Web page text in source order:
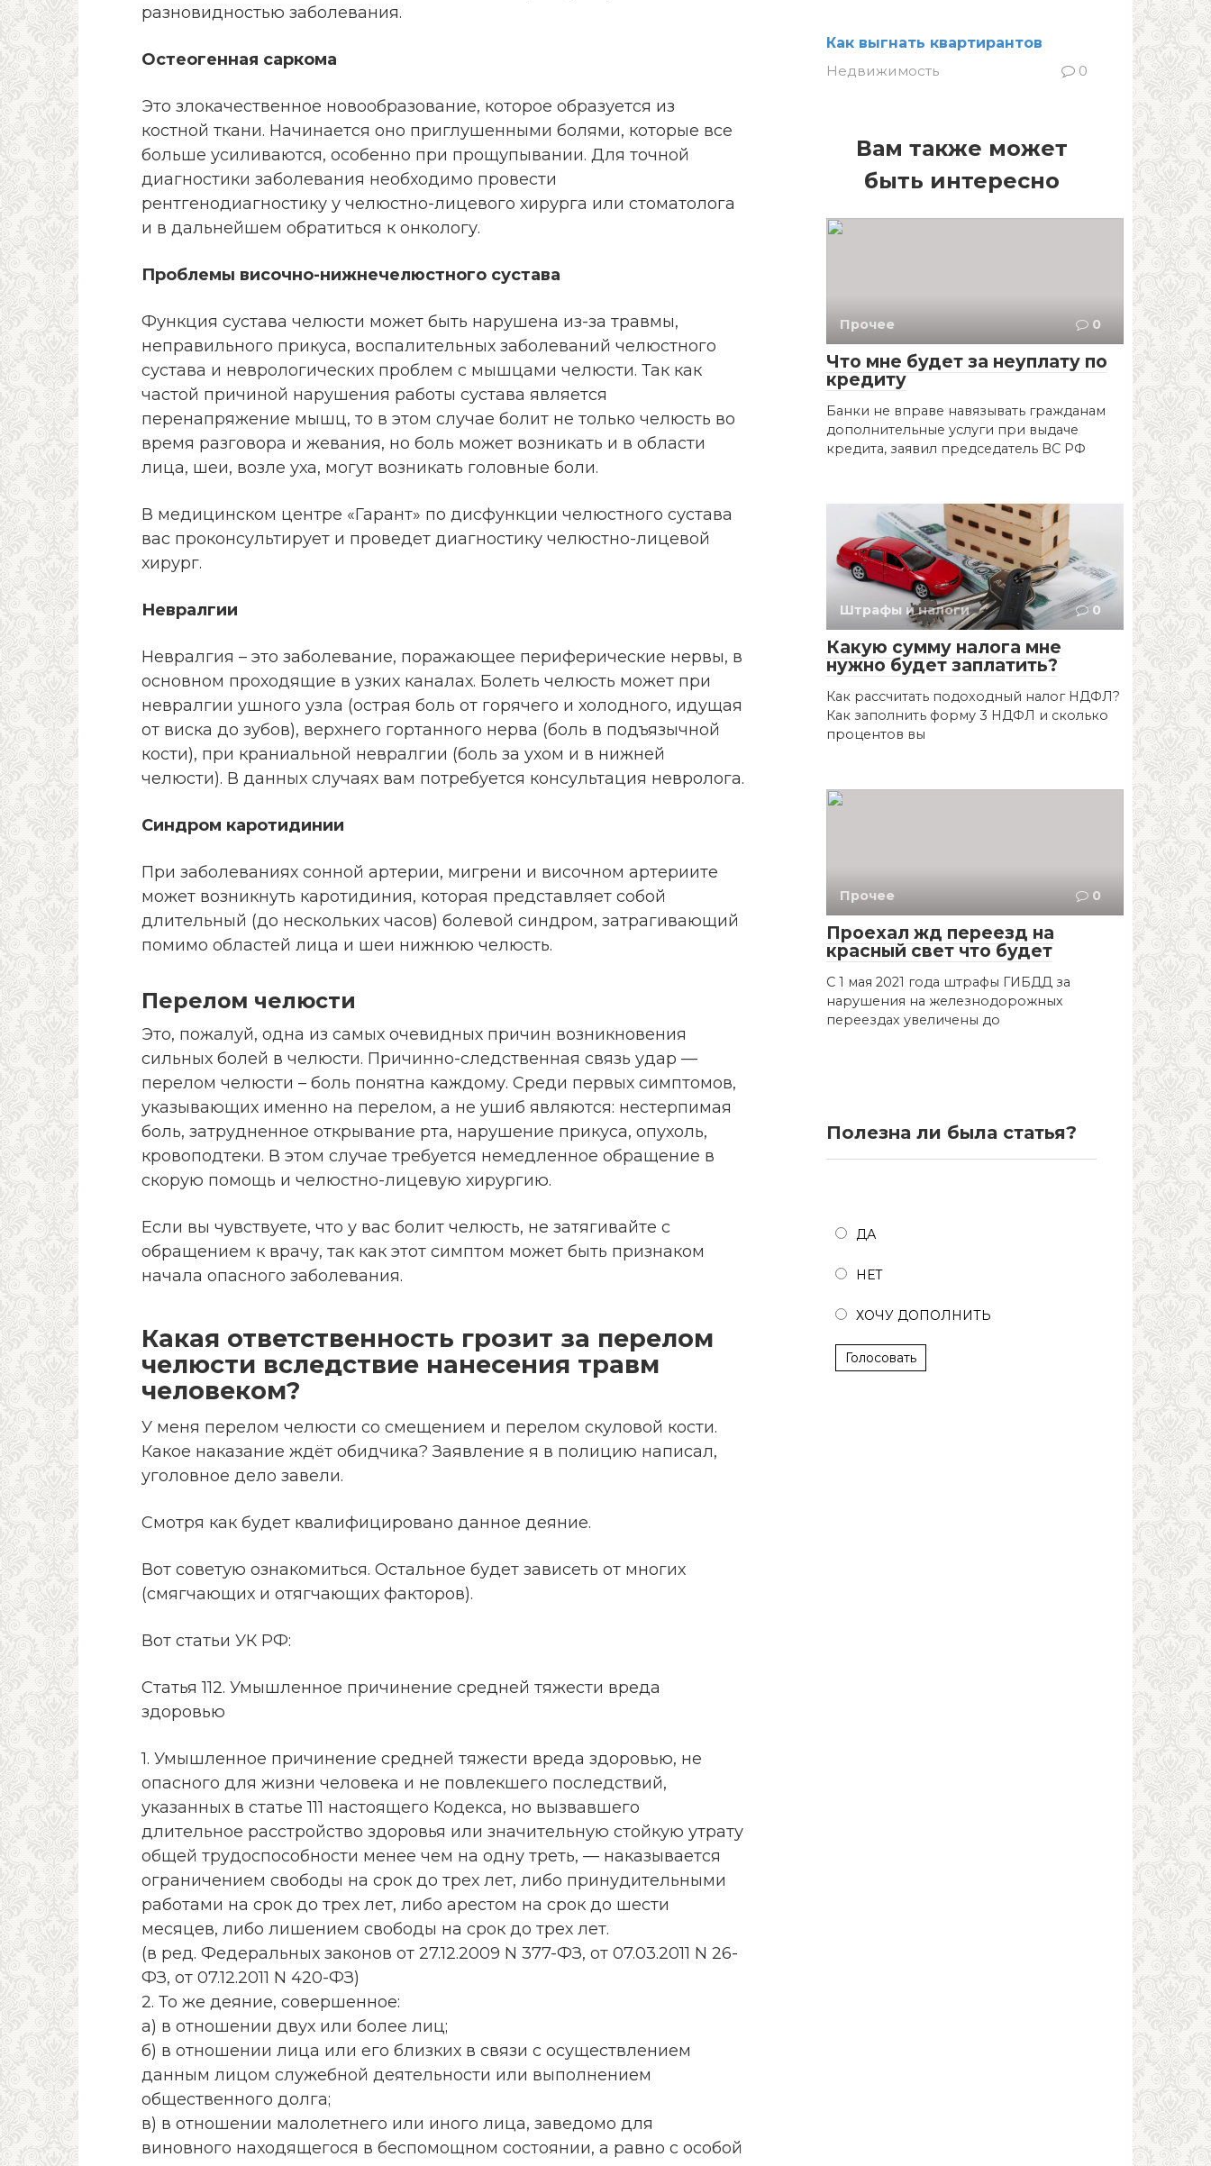
разновидностью заболевания.
Остеогенная саркома
Это злокачественное новообразование, которое образуется из
костной ткани. Начинается оно приглушенными болями, которые все
больше усиливаются, особенно при прощупывании. Для точной
диагностики заболевания необходимо провести
рентгенодиагностику у челюстно-лицевого хирурга или стоматолога
и в дальнейшем обратиться к онкологу.
Проблемы височно-нижнечелюстного сустава
Функция сустава челюсти может быть нарушена из-за травмы,
неправильного прикуса, воспалительных заболеваний челюстного
сустава и неврологических проблем с мышцами челюсти. Так как
частой причиной нарушения работы сустава является
перенапряжение мышц, то в этом случае болит не только челюсть во
время разговора и жевания, но боль может возникать и в области
лица, шеи, возле уха, могут возникать головные боли.
В медицинском центре «Гарант» по дисфункции челюстного сустава
вас проконсультирует и проведет диагностику челюстно-лицевой
хирург.
Невралгии
Невралгия – это заболевание, поражающее периферические нервы, в
основном проходящие в узких каналах. Болеть челюсть может при
невралгии ушного узла (острая боль от горячего и холодного, идущая
от виска до зубов), верхнего гортанного нерва (боль в подъязычной
кости), при краниальной невралгии (боль за ухом и в нижней
челюсти). В данных случаях вам потребуется консультация невролога.
Синдром каротидинии
При заболеваниях сонной артерии, мигрени и височном артериите
может возникнуть каротидиния, которая представляет собой
длительный (до нескольких часов) болевой синдром, затрагивающий
помимо областей лица и шеи нижнюю челюсть.
Перелом челюсти
Это, пожалуй, одна из самых очевидных причин возникновения
сильных болей в челюсти. Причинно-следственная связь удар —
перелом челюсти – боль понятна каждому. Среди первых симптомов,
указывающих именно на перелом, а не ушиб являются: нестерпимая
боль, затрудненное открывание рта, нарушение прикуса, опухоль,
кровоподтеки. В этом случае требуется немедленное обращение в
скорую помощь и челюстно-лицевую хирургию.
Если вы чувствуете, что у вас болит челюсть, не затягивайте с
обращением к врачу, так как этот симптом может быть признаком
начала опасного заболевания.
Какая ответственность грозит за перелом
челюсти вследствие нанесения травм
человеком?
У меня перелом челюсти со смещением и перелом скуловой кости.
Какое наказание ждёт обидчика? Заявление я в полицию написал,
уголовное дело завели.
Смотря как будет квалифицировано данное деяние.
Вот советую ознакомиться. Остальное будет зависеть от многих
(смягчающих и отягчающих факторов).
Вот статьи УК РФ:
Статья 112. Умышленное причинение средней тяжести вреда
здоровью
1. Умышленное причинение средней тяжести вреда здоровью, не
опасного для жизни человека и не повлекшего последствий,
указанных в статье 111 настоящего Кодекса, но вызвавшего
длительное расстройство здоровья или значительную стойкую утрату
общей трудоспособности менее чем на одну треть, — наказывается
ограничением свободы на срок до трех лет, либо принудительными
работами на срок до трех лет, либо арестом на срок до шести
месяцев, либо лишением свободы на срок до трех лет.
(в ред. Федеральных законов от 27.12.2009 N 377-ФЗ, от 07.03.2011 N 26-
ФЗ, от 07.12.2011 N 420-ФЗ)
2. То же деяние, совершенное:
а) в отношении двух или более лиц;
б) в отношении лица или его близких в связи с осуществлением
данным лицом служебной деятельности или выполнением
общественного долга;
в) в отношении малолетнего или иного лица, заведомо для
виновного находящегося в беспомощном состоянии, а равно с особой
Как выгнать квартирантов
Недвижимость
0
Вам также может
быть интересно
Прочее 0
Что мне будет за неуплату по
кредиту
Банки не вправе навязывать гражданам
дополнительные услуги при выдаче
кредита, заявил председатель ВС РФ
Штрафы и налоги 0
Какую сумму налога мне
нужно будет заплатить?
Как рассчитать подоходный налог НДФЛ?
Как заполнить форму 3 НДФЛ и сколько
процентов вы
Прочее 0
Проехал жд переезд на
красный свет что будет
С 1 мая 2021 года штрафы ГИБДД за
нарушения на железнодорожных
переездах увеличены до
Полезна ли была статья?
ДА
НЕТ
ХОЧУ ДОПОЛНИТЬ
Голосовать